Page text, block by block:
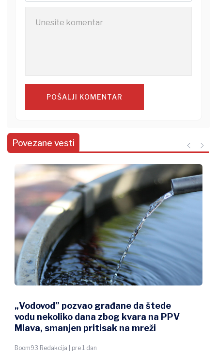
POŠALJI KOMENTAR
Povezane vesti
„Vodovod” pozvao građane da štede
vodu nekoliko dana zbog kvara na PPV
Mlava, smanjen pritisak na mreži
Boom93 Redakcija | pre 1 dan